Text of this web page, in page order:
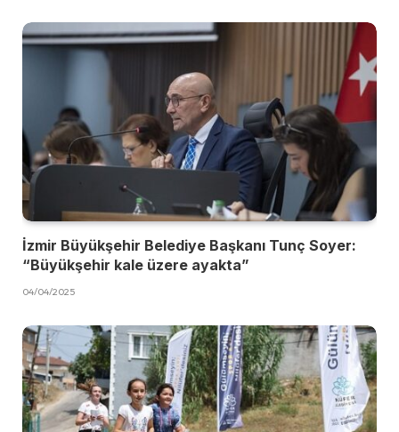
İzmir Büyükşehir Belediye Başkanı Tunç Soyer:
“Büyükşehir kale üzere ayakta”
04/04/2025